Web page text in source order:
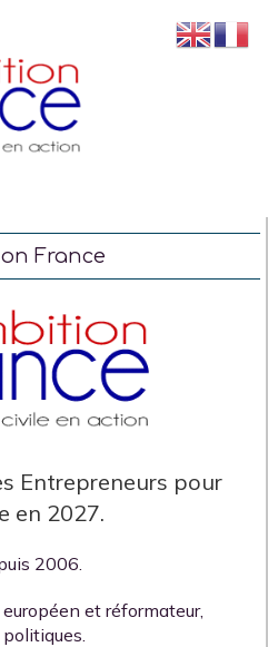
France
Entrepreneurs pour
en 2027.
2006.
et réformateur,